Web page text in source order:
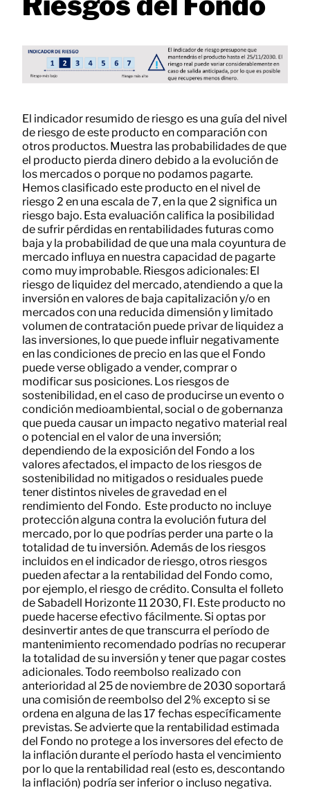
El indicador resumido de riesgo es una guía del nivel
de riesgo de este producto en comparación con
otros productos. Muestra las probabilidades de que
el producto pierda dinero debido a la evolución de
los mercados o porque no podamos pagarte.
Hemos clasiﬁcado este producto en el nivel de
riesgo 2 en una escala de 7, en la que 2 signiﬁca un
riesgo bajo. Esta evaluación caliﬁca la posibilidad
de sufrir pérdidas en rentabilidades futuras como
baja y la probabilidad de que una mala coyuntura de
mercado inﬂuya en nuestra capacidad de pagarte
como muy improbable. Riesgos adicionales: El
riesgo de liquidez del mercado, atendiendo a que la
inversión en valores de baja capitalización y/o en
mercados con una reducida dimensión y limitado
volumen de contratación puede privar de liquidez a
las inversiones, lo que puede influir negativamente
en las condiciones de precio en las que el Fondo
puede verse obligado a vender, comprar o
modificar sus posiciones. Los riesgos de
sostenibilidad, en el caso de producirse un evento o
condición medioambiental, social o de gobernanza
que pueda causar un impacto negativo material real
o potencial en el valor de una inversión;
dependiendo de la exposición del Fondo a los
valores afectados, el impacto de los riesgos de
sostenibilidad no mitigados o residuales puede
tener distintos niveles de gravedad en el
rendimiento del Fondo. Este producto no incluye
protección alguna contra la evolución futura del
mercado, por lo que podrías perder una parte o la
totalidad de tu inversión. Además de los riesgos
incluidos en el indicador de riesgo, otros riesgos
pueden afectar a la rentabilidad del Fondo como,
por ejemplo, el riesgo de crédito. Consulta el folleto
de Sabadell Horizonte 11 2030, FI. Este producto no
puede hacerse efectivo fácilmente. Si optas por
desinvertir antes de que transcurra el período de
mantenimiento recomendado podrías no recuperar
la totalidad de su inversión y tener que pagar costes
adicionales. Todo reembolso realizado con
anterioridad al 25 de noviembre de 2030 soportará
una comisión de reembolso del 2% excepto si se
ordena en alguna de las 17 fechas específicamente
previstas. Se advierte que la rentabilidad estimada
del Fondo no protege a los inversores del efecto de
la inflación durante el período hasta el vencimiento
por lo que la rentabilidad real (esto es, descontando
la inflación) podría ser inferior o incluso negativa.